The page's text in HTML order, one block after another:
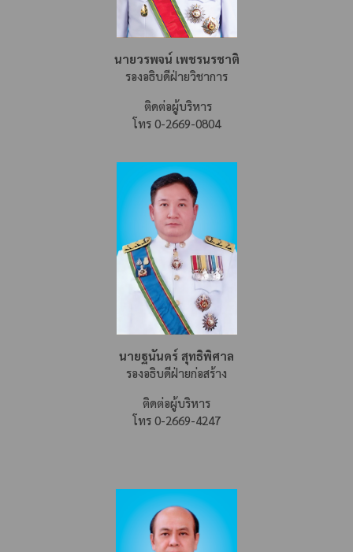
นายวรพจน์ เพชรนรชาติ
รองอธิบดีฝ่ายวิชาการ
ติดต่อผู้บริหาร
โทร 0-2669-0804
นายฐนันดร์ สุทธิพิศาล
รองอธิบดีฝ่ายก่อสร้าง
ติดต่อผู้บริหาร
โทร 0-2669-4247